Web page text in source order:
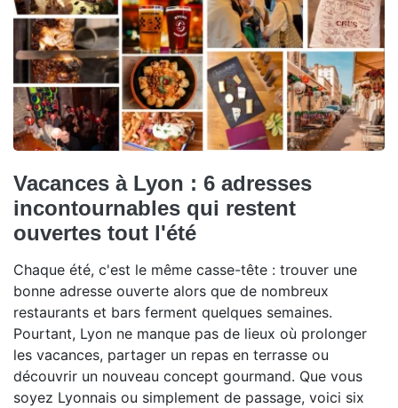
Vacances à Lyon : 6 adresses
incontournables qui restent
ouvertes tout l'été
Chaque été, c'est le même casse-tête : trouver une
bonne adresse ouverte alors que de nombreux
restaurants et bars ferment quelques semaines.
Pourtant, Lyon ne manque pas de lieux où prolonger
les vacances, partager un repas en terrasse ou
découvrir un nouveau concept gourmand. Que vous
soyez Lyonnais ou simplement de passage, voici six